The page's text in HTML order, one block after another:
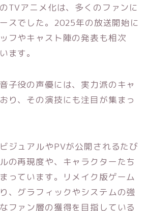
TVアニメ化は、多くのファンに
スでした。2025年の放送開始に
フやキャスト陣の発表も相次
ます。
子役の声優には、実力派のキャ
り、その演技にも注目が集まっ
ジュアルやPVが公開されるたび
の再現度や、キャラクターたち
っています。リメイク版ゲーム
、グラフィックやシステムの強
ファン層の獲得を目指している